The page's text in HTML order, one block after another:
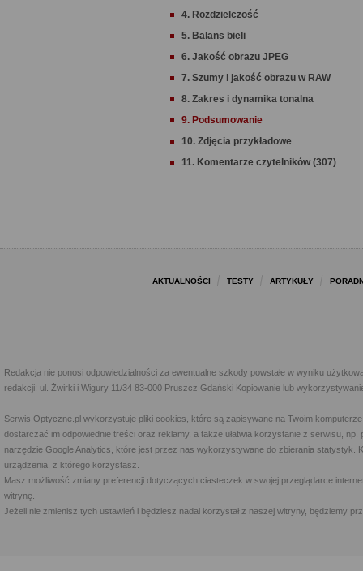
4. Rozdzielczość
5. Balans bieli
6. Jakość obrazu JPEG
7. Szumy i jakość obrazu w RAW
8. Zakres i dynamika tonalna
9. Podsumowanie
10. Zdjęcia przykładowe
11. Komentarze czytelników (307)
AKTUALNOŚCI TESTY ARTYKUŁY
Redakcja nie ponosi odpowiedzialności za ewentualne szkody powstałe w wyniku
redakcji: ul. Żwirki i Wigury 11/34 83-000 Pruszcz Gdański Kopiowanie lub
Serwis Optyczne.pl wykorzystuje pliki cookies, które są zapisywane na Twoim
dostarczać im odpowiednie treści oraz reklamy, a także ułatwia korzystanie z serwisu,
narzędzie Google Analytics, które jest przez nas wykorzystywane do zbierania statystyk.
urządzenia, z którego korzystasz.
Masz możliwość zmiany preferencji dotyczących ciasteczek w swojej przeglądarce
witrynę.
Jeżeli nie zmienisz tych ustawień i będziesz nadal korzystał z naszej witryny, będziemy